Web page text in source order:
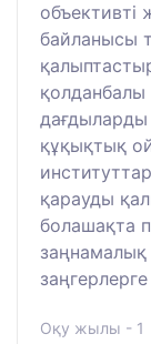
объективті
байланысы
қолданбалы
дағдыларды
құқықтық
қарауды
болашақта
заңнамалық
Оқу жылы - 1